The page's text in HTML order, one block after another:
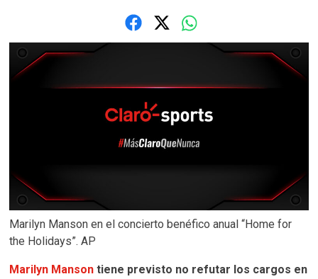
Marilyn Manson en el concierto benéfico anual “Home for
the Holidays”. AP
Marilyn Manson tiene previsto no refutar los cargos en